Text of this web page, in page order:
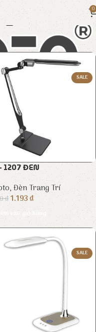
0
Trí
SALE
1207 ĐEN
,Đèn Trang Trí
₫1.193₫
vào giỏ hàng
SALE